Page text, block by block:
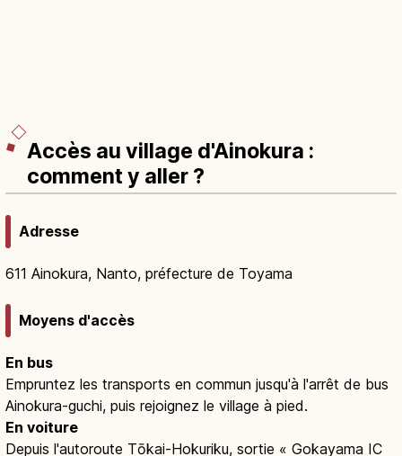
Accès au village d'Ainokura :
comment y aller ?
Adresse
611 Ainokura, Nanto, préfecture de Toyama
Moyens d'accès
En bus
Empruntez les transports en commun jusqu'à l'arrêt de bus
Ainokura-guchi, puis rejoignez le village à pied.
En voiture
Depuis l'autoroute Tōkai-Hokuriku, sortie « Gokayama IC